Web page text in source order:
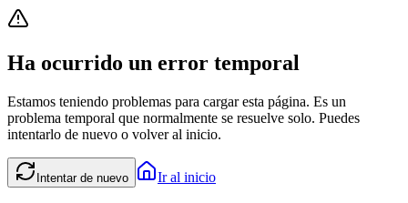
Ha ocurrido un error temporal
Estamos teniendo problemas para cargar esta página. Es un
problema temporal que normalmente se resuelve solo. Puedes
intentarlo de nuevo o volver al inicio.
Intentar de nuevo Ir al inicio